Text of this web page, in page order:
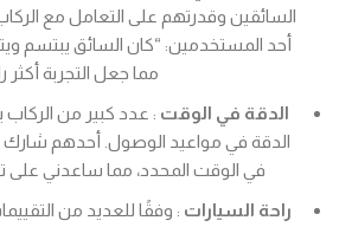
السائقين وقدرتهم على التعامل مع
أحد المستخدمين: “كان السائق يبتسم
مما جعل التجربة أكثر
الدقة في الوقت : عدد كبير من
الدقة في مواعيد الوصول. أحدهم شارك
في الوقت المحدد، مما ساعدني على
راحة السيارات : وفقًا للعديد من